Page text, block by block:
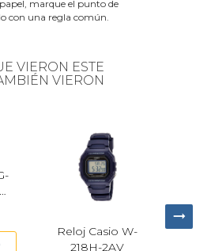
marque el punto de
con una regla común.
VIERON ESTE
VIERON
Reloj Tissot PR
100 Cronógrafo
Cuarzo Dorado
40mm
12
Reloj